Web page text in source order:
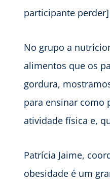
participante
No grupo a
alimentos que os
gordura,
para ensinar como
atividade física e,
Patrícia Jaime,
obesidade é um